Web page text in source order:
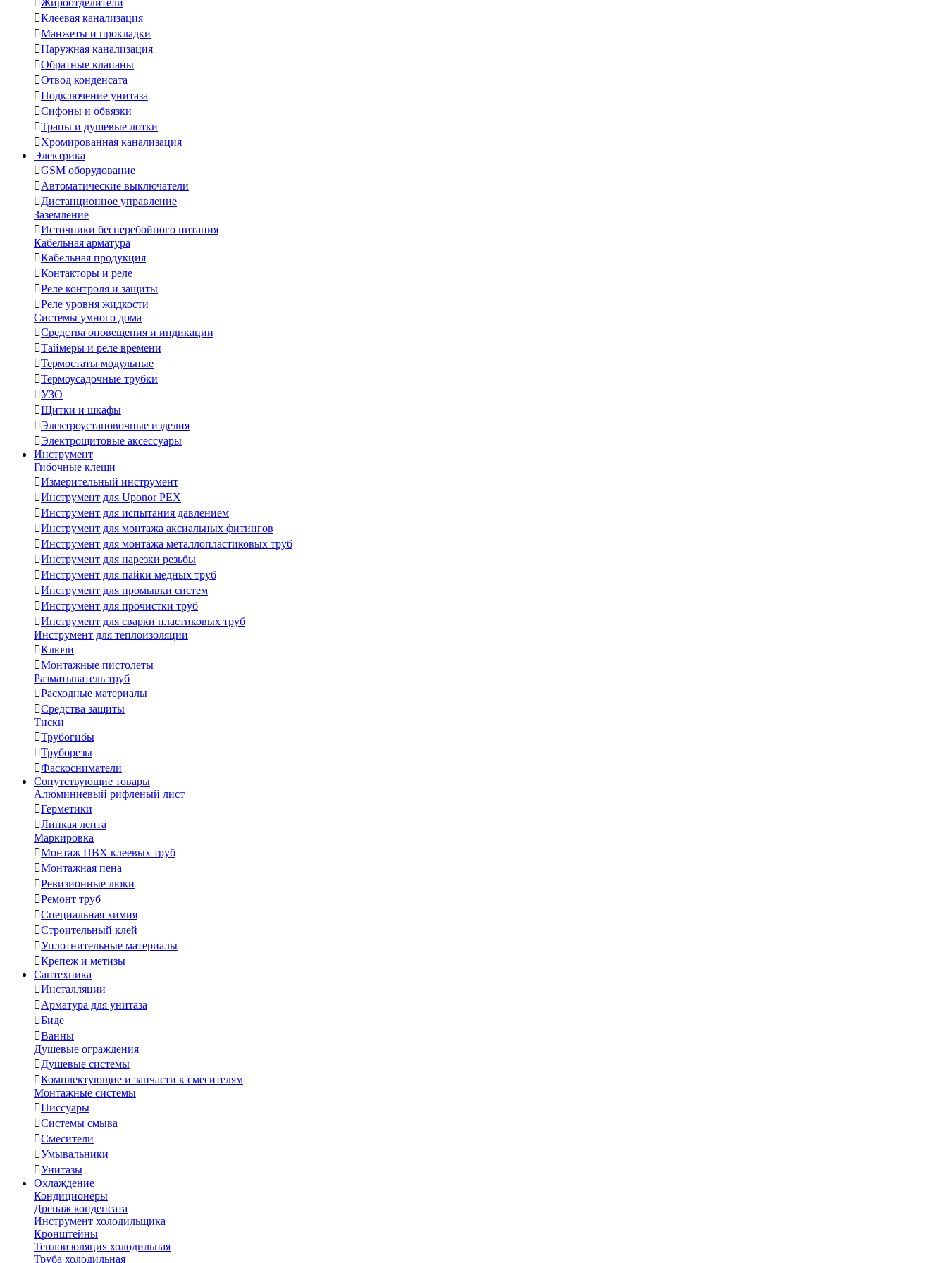
Жироотделители
Клеевая канализация
Манжеты и прокладки
Наружная канализация
Обратные клапаны
Отвод конденсата
Подключение унитаза
Сифоны и обвязки
Трапы и душевые лотки
Хромированная канализация
Электрика
GSM оборудование
Автоматические выключатели
Дистанционное управление
Заземление
Источники бесперебойного питания
Кабельная арматура
Кабельная продукция
Контакторы и реле
Реле контроля и защиты
Реле уровня жидкости
Системы умного дома
Средства оповещения и индикации
Таймеры и реле времени
Термостаты модульные
Термоусадочные трубки
УЗО
Щитки и шкафы
Электроустановочные изделия
Электрощитовые аксессуары
Инструмент
Гибочные клещи
Измерительный инструмент
Инструмент для Uponor PEX
Инструмент для испытания давлением
Инструмент для монтажа аксиальных фитингов
Инструмент для монтажа металлопластиковых труб
Инструмент для нарезки резьбы
Инструмент для пайки медных труб
Инструмент для промывки систем
Инструмент для прочистки труб
Инструмент для сварки пластиковых труб
Инструмент для теплоизоляции
Ключи
Монтажные пистолеты
Разматыватель труб
Расходные материалы
Средства защиты
Тиски
Трубогибы
Труборезы
Фаскосниматели
Сопутствующие товары
Алюминиевый рифленый лист
Герметики
Липкая лента
Маркировка
Монтаж ПВХ клеевых труб
Монтажная пена
Ревизионные люки
Ремонт труб
Специальная химия
Строительный клей
Уплотнительные материалы
Крепеж и метизы
Сантехника
Инсталляции
Арматура для унитаза
Биде
Ванны
Душевые ограждения
Душевые системы
Комплектующие и запчасти к смесителям
Монтажные системы
Писсуары
Системы смыва
Смесители
Умывальники
Унитазы
Охлаждение
Кондиционеры
Дренаж конденсата
Инструмент холодильщика
Кронштейны
Теплоизоляция холодильная
Труба холодильная